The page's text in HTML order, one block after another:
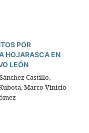
POR
HOJARASCA EN
LEÓN
Castillo,
Marco Vinicio